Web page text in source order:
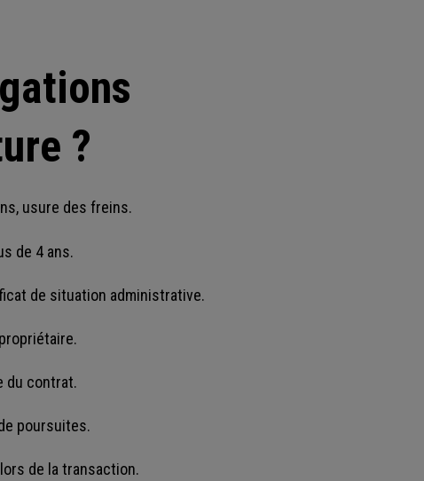
?
usure des freins.
de 4 ans.
de situation administrative.
du contrat.
poursuites.
de la transaction.